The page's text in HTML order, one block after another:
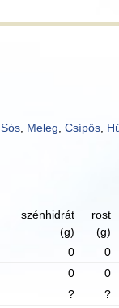
Sós Meleg Csípős
szénhidrát
(g)
rost
(g)
0 0
0 0
? ?